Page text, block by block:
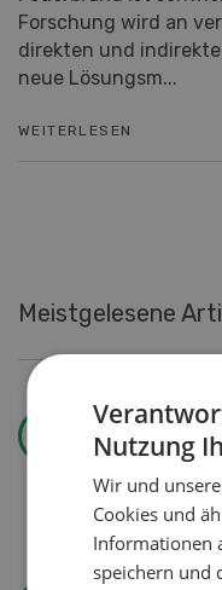
Forschung wird an
direkten und
neue Lösungsm...
WEITERLESEN
Meistgelesene
Nutztiere
Prächtig
trächtig
Landtechnik
Nutzung
Wir und
Cookies und
Informationen
speichern und